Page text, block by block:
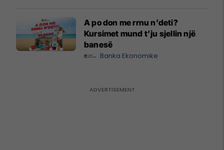
A po don me rrnu n’deti?
Kursimet mund t’ju sjellin një
banesë
Banka Ekonomike